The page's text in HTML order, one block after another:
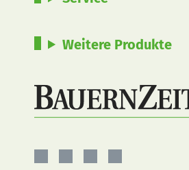
Weitere Produkte